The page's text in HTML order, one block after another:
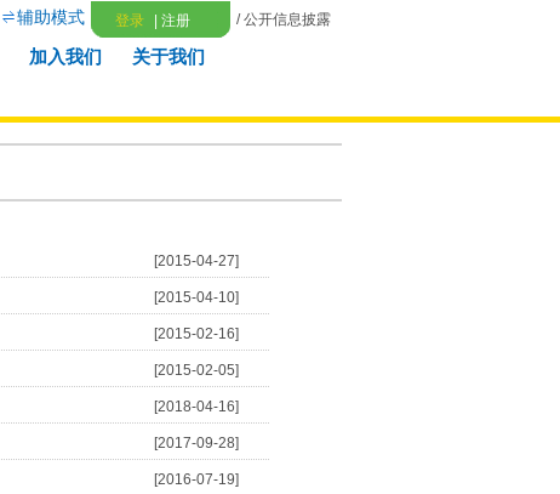
辅助模式 登录 注册 / 公开信息披露
加入我们 关于我们
[2015-04-27]
[2015-04-10]
[2015-02-16]
[2015-02-05]
[2018-04-16]
[2017-09-28]
[2016-07-19]